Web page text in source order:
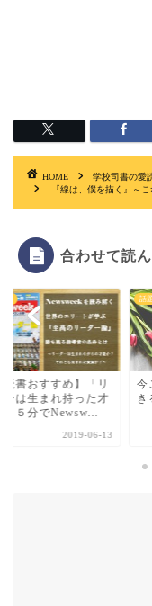
HOME 学校司書の愛
『線は、僕を描く』～
合わせて読
読書おすすめ】「リ
ーは生まれ持った才
」５分でNewsw...
2019-06-13
話
今
き